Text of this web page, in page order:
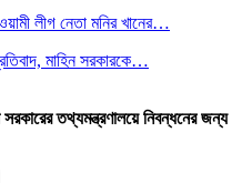
লীগ নেতা মনির খানের…
মাহিন সরকারকে…
সরকারের তথ্যমন্ত্রণালয়ে নিবন্ধনের জন্য